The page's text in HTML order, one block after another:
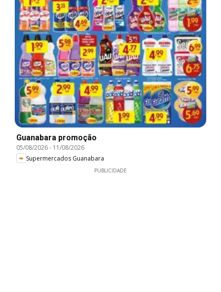
Guanabara promoção
05/08/2026- 11/08/2026
Supermercados Guanabara
PUBLICIDADE